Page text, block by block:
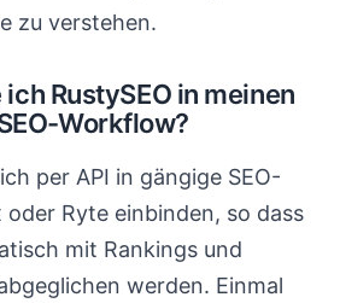
zu verstehen.
RustySEO in meinen
Workflow?
per API in gängige SEO-
oder Ryte einbinden, so dass
mit Rankings und
werden. Einmal